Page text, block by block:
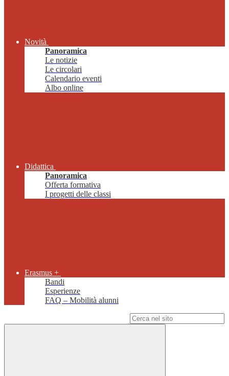
Novità
Panoramica
Le notizie
Le circolari
Calendario eventi
Albo online
Didattica
Panoramica
Offerta formativa
I progetti delle classi
Erasmus +
Bandi
Esperienze
FAQ – Mobilità alunni